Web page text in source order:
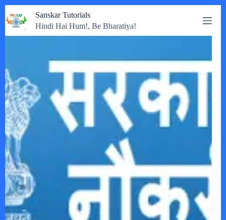
to
content
Sanskar Tutorials
Hindi Hai Hum!, Be Bharatiya!